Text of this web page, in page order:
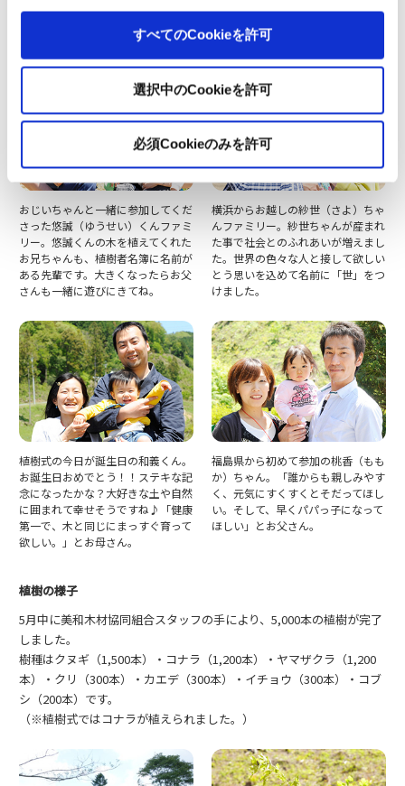
すべてのCookieを許可
選択中のCookieを許可
必須Cookieのみを許可
た。
おじいちゃんと一緒に参加してくだ
さった悠誠（ゆうせい）くんファミ
リー。悠誠くんの木を植えてくれた
お兄ちゃんも、植樹者名簿に名前が
ある先輩です。大きくなったらお父
さんも一緒に遊びにきてね。
横浜からお越しの紗世（さよ）ちゃ
んファミリー。紗世ちゃんが産まれ
た事で社会とのふれあいが増えまし
た。世界の色々な人と接して欲しい
とう思いを込めて名前に「世」をつ
けました。
植樹式の今日が誕生日の和義くん。
お誕生日おめでとう！！ステキな記
念になったかな？大好きな土や自然
に囲まれて幸せそうですね♪「健康
第一で、木と同じにまっすぐ育って
欲しい。」とお母さん。
福島県から初めて参加の桃香（もも
か）ちゃん。「誰からも親しみやす
く、元気にすくすくとそだってほし
い。そして、早くパパっ子になって
ほしい」とお父さん。
植樹の様子
5月中に美和木材協同組合スタッフの手により、5,000本の植樹が完了
しました。
樹種はクヌギ（1,500本）・コナラ（1,200本）・ヤマザクラ（1,200
本）・クリ（300本）・カエデ（300本）・イチョウ（300本）・コブ
シ（200本）です。
（※植樹式ではコナラが植えられました。）